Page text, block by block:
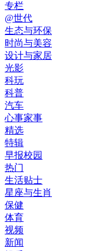
专栏
@世代
生态与环保
时尚与美容
设计与家居
光影
科玩
科普
汽车
心事家事
精选
特辑
早报校园
热门
生活贴士
星座与生肖
保健
体育
视频
新闻